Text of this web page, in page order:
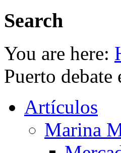
Search
You are here:
Puerto
Artículos
Marina